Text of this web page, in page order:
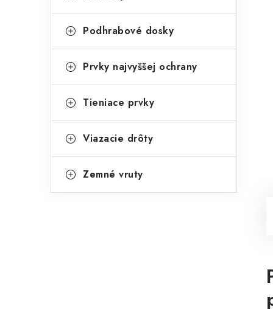
Podhrabové dosky
Prvky najvyššej ochrany
Tieniace prvky
Viazacie drôty
Zemné vruty